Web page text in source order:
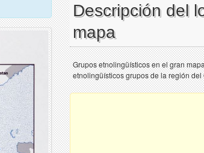
Descripción del
mapa
Grupos etnolingüísticos en el gran
etnolingüísticos grupos de la región del